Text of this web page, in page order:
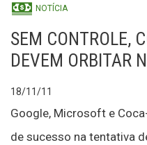
NOTÍCIA
SEM CONTROLE,
DEVEM ORBITAR
18/11/11
Google, Microsoft e
de sucesso na tentativa